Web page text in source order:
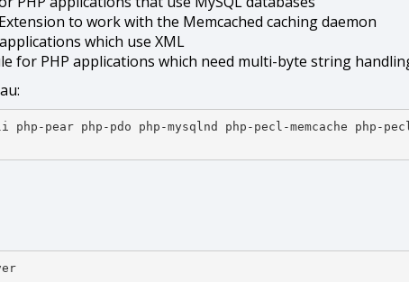
to work with the Memcached caching daemon
which use XML
for PHP applications which need multi-byte string
pear php-pdo php-mysqlnd php-pecl-memcache php-pecl-